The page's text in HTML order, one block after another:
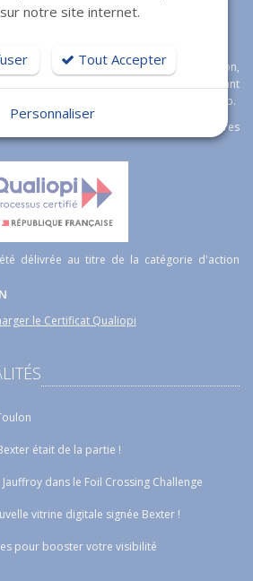
en création de sites internet
à Toulon,
son offre boutique en ligne en proposant
source
Wordpress et Prestashop.
immobilier de transaction immobilières
délivrée au titre de la catégorie d'action
le Certificat Qualiopi
était de la partie !
dans le Foil Crossing Challenge
vitrine digitale signée Bexter !
pour booster votre visibilité
notre site internet.
Tout Accepter
Personnaliser